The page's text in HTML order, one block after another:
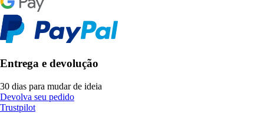
Entrega e devolução
30 dias para mudar de ideia
Devolva seu pedido
Trustpilot